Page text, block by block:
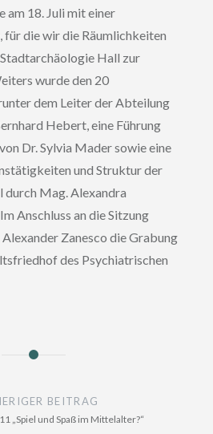
am 18. Juli mit einer
, für die wir die Räumlichkeiten
Hall zur
wurde den 20
dem Leiter der Abteilung
Hebert, eine Führung
Dr. Sylvia Mader sowie eine
und Struktur der
Mag. Alexandra
Anschluss an die Sitzung
Zanesco die Grabung
des Psychiatrischen
BEITRAG
„Spiel und Spaß im Mittelalter?“